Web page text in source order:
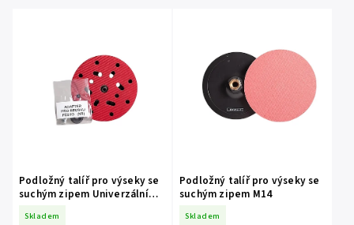
Podložný talíř pro výseky se
suchým zipem Univerzální
Skladem
Podložný talíř pro výseky se
suchým zipem M14
Skladem